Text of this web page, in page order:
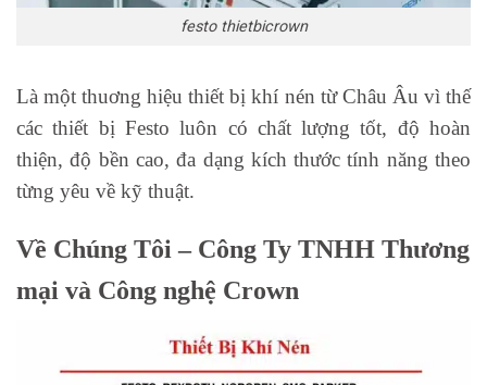
festo thietbicrown
Là một thuơng hiệu thiết bị khí nén từ Châu Âu vì thế
các thiết bị Festo luôn có chất lượng tốt, độ hoàn
thiện, độ bền cao, đa dạng kích thước tính năng theo
từng yêu về kỹ thuật.
Về Chúng Tôi – Công Ty TNHH Thương
mại và Công nghệ Crown